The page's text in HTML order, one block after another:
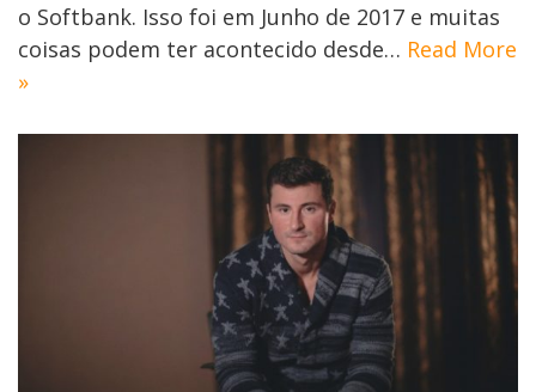
o Softbank. Isso foi em Junho de 2017 e muitas
coisas podem ter acontecido desde… Read More
»